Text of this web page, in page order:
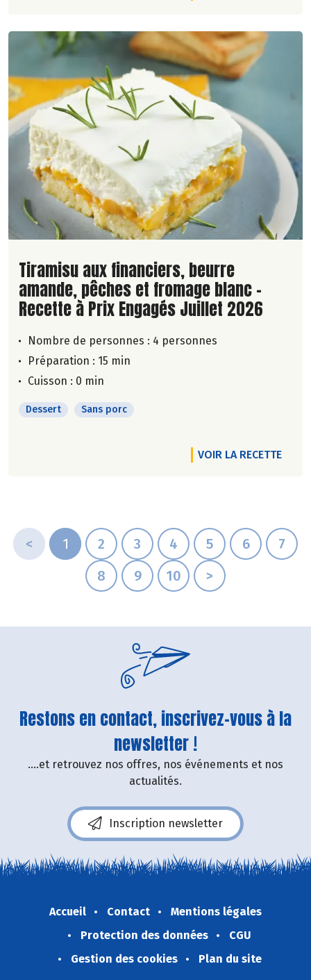
Lire la suite de la recette
Tiramisu aux financiers, beurre
amande, pêches et fromage blanc -
Recette à Prix Engagés Juillet 2026
Nombre de personnes : 4 personnes
Préparation : 15 min
Cuisson : 0 min
Dessert Sans porc
VOIR LA RECETTE
< 1 2 3 4 5 6
7
8
9 10 >
Restons en contact, inscrivez-vous à la
newsletter !
....et retrouvez nos offres, nos événements et nos
actualités.
Inscription newsletter
Accueil Contact
Mentions légales
Protection des données
CGU
Gestion des cookies
Plan du site